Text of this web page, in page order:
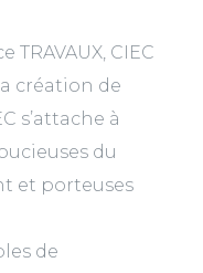
TRAVAUX, CIEC
création de
s’attache à
du
et porteuses
de